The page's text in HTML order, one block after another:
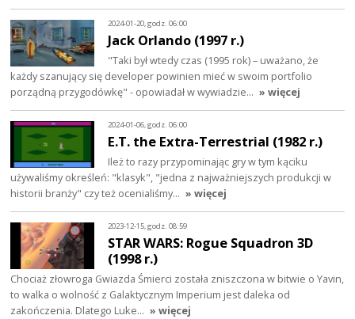
2024-01-20, godz. 06:00
Jack Orlando (1997 r.)
"Taki był wtedy czas (1995 rok) – uważano, że
każdy szanujący się developer powinien mieć w swoim portfolio
porządną przygodówkę" - opowiadał w wywiadzie… » więcej
2024-01-06, godz. 06:00
E.T. the Extra-Terrestrial (1982 r.)
Ileż to razy przypominając gry w tym kąciku
używaliśmy określeń: "klasyk", "jedna z najważniejszych produkcji w
historii branży" czy też ocenialiśmy… » więcej
2023-12-15, godz. 08:59
STAR WARS: Rogue Squadron 3D
(1998 r.)
Chociaż złowroga Gwiazda Śmierci została zniszczona w bitwie o Yavin,
to walka o wolność z Galaktycznym Imperium jest daleka od
zakończenia. Dlatego Luke… » więcej